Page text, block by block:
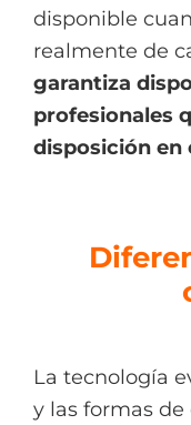
disponible
realmente de
garantiza
profesionales
disposición
La tecnología
y las formas